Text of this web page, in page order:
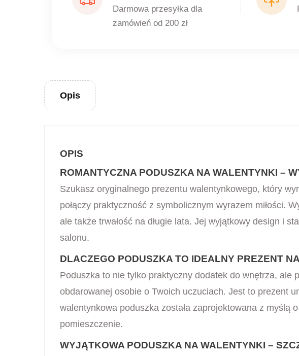
Darmowa przesyłka dla
zamówień od 200 zł
Opis
OPIS
ROMANTYCZNA PODUSZKA NA WALENTYNKI –
Szukasz oryginalnego prezentu walentynkowego, który
połączy praktyczność z symbolicznym wyrazem miłości.
ale także trwałość na długie lata. Jej wyjątkowy design i
salonu.
DLACZEGO PODUSZKA TO IDEALNY PREZENT
Poduszka to nie tylko praktyczny dodatek do wnętrza, ale
obdarowanej osobie o Twoich uczuciach. Jest to prezent
walentynkowa poduszka została zaprojektowana z
pomieszczenie.
WYJĄTKOWA PODUSZKA NA WALENTYNKI –